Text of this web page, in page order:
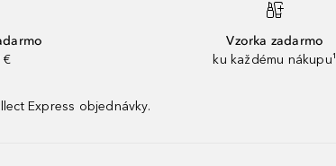
€
Vzorka zadarmo
ku každému nákupu¹
Express objednávky.